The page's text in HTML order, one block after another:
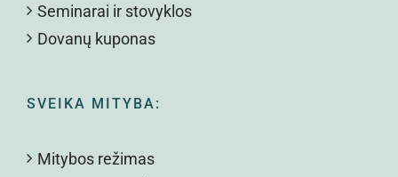
Seminarai ir stovyklos
Dovanų kuponas
SVEIKA MITYBA:
Mitybos režimas